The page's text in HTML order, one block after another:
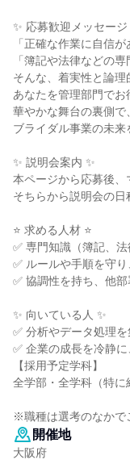
✨ 応募歓迎メッセージ
「正確な作業に自信が
「簿記や法律などの
そんな、着実性と論理
あなたを管理部門でお
華やかな舞台の裏側で
ブライダル事業の未来
✨ 説明会案内 ✨
本ページから応募後、
そちらから説明会の日
⭐ 求める人材 ⭐
✅ 専門知識（簿記、
✅ ルールや手順を守
✅ 協調性を持ち、他
✨ 向いている人 ✨
✅ 分析やデータ処理
✅ 企業の成長を冷静
【採用予定学科】
全学部・全学科（特に
※職種は選考のなかで
開催地
大阪府